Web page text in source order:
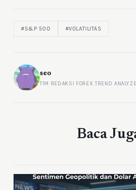
#S&P 500 #VOLATILITAS
seo
TIM REDAKSI FOREX TREND
Baca